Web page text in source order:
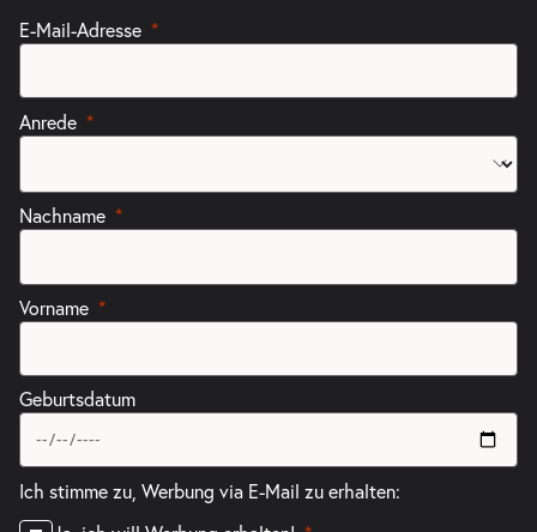
E-Mail-Adresse
Anrede
Nachname
Vorname
Geburtsdatum
Ich stimme zu, Werbung via E-Mail zu erhalten: